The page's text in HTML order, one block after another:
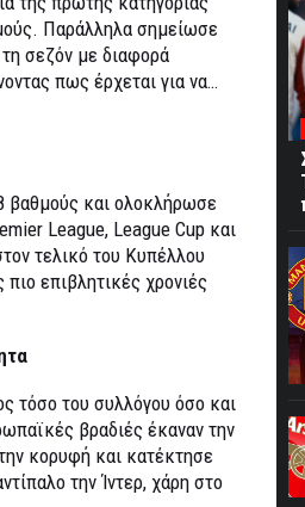
Παράλληλα σημείωσε
σεζόν με διαφορά
πως έρχεται για να…
βαθμούς και ολοκλήρωσε
League, League Cup και
τελικό του Κυπέλλου
επιβλητικές χρονιές
τόσο του συλλόγου όσο και
βραδιές έκαναν την
κορυφή και κατέκτησε
την Ίντερ, χάρη στο